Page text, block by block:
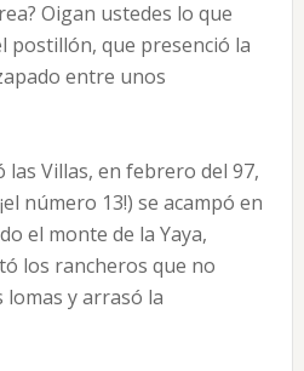
Oigan ustedes lo que
postillón, que presenció la
entre unos
las Villas, en febrero del 97,
número 13!) se acampó en
el monte de la Yaya,
los rancheros que no
lomas y arrasó la